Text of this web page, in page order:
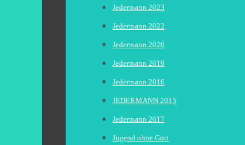
Jedermann 2023
Jedermann 2022
Jedermann 2020
Jedermann 2019
Jedermann 2016
JEDERMANN 2015
Jedermann 2017
Jugend ohne Gott